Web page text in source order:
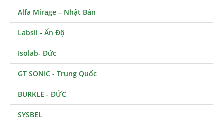
Alfa Mirage – Nhật Bản
Labsil - Ấn Độ
Isolab- Đức
GT SONIC - Trung Quốc
BURKLE - ĐỨC
SYSBEL